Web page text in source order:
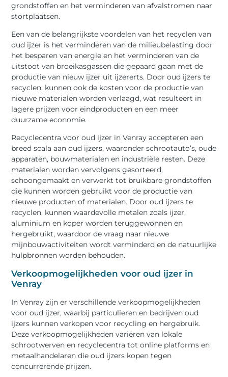
grondstoffen en het verminderen van afvalstromen naar
stortplaatsen.
Een van de belangrijkste voordelen van het recyclen van
oud ijzer is het verminderen van de milieubelasting door
het besparen van energie en het verminderen van de
uitstoot van broeikasgassen die gepaard gaan met de
productie van nieuw ijzer uit ijzererts. Door oud ijzers te
recyclen, kunnen ook de kosten voor de productie van
nieuwe materialen worden verlaagd, wat resulteert in
lagere prijzen voor eindproducten en een meer
duurzame economie.
Recyclecentra voor oud ijzer in Venray accepteren een
breed scala aan oud ijzers, waaronder schrootauto’s, oude
apparaten, bouwmaterialen en industriële resten. Deze
materialen worden vervolgens gesorteerd,
schoongemaakt en verwerkt tot bruikbare grondstoffen
die kunnen worden gebruikt voor de productie van
nieuwe producten of materialen. Door oud ijzers te
recyclen, kunnen waardevolle metalen zoals ijzer,
aluminium en koper worden teruggewonnen en
hergebruikt, waardoor de vraag naar nieuwe
mijnbouwactiviteiten wordt verminderd en de natuurlijke
hulpbronnen worden behouden.
Verkoopmogelijkheden voor oud ijzer in
Venray
In Venray zijn er verschillende verkoopmogelijkheden
voor oud ijzer, waarbij particulieren en bedrijven oud
ijzers kunnen verkopen voor recycling en hergebruik.
Deze verkoopmogelijkheden variëren van lokale
schrootwerven en recyclecentra tot online platforms en
metaalhandelaren die oud ijzers kopen tegen
concurrerende prijzen.